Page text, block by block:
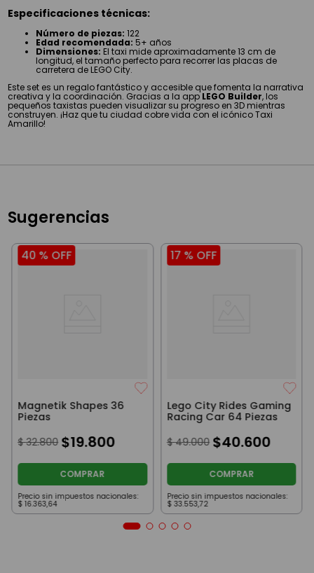
Especificaciones técnicas:
Número de piezas: 122
Edad recomendada: 5+ años
Dimensiones: El taxi mide aproximadamente 13 cm de
longitud, el tamaño perfecto para recorrer las placas de
carretera de LEGO City.
Este set es un regalo fantástico y accesible que fomenta la narrativa
creativa y la coordinación. Gracias a la appLEGO Builder, los
pequeños taxistas pueden visualizar su progreso en 3D mientras
construyen. ¡Haz que tu ciudad cobre vida con el icónico Taxi
Amarillo!
Sugerencias
40 % OFF
Magnetik Shapes 36
Piezas
$ 32.800 $19.800
COMPRAR
Precio sin impuestos nacionales:
$ 16.363,64
17 % OFF
Lego City Rides Gaming
Racing Car 64 Piezas
$ 49.000 $40.600
COMPRAR
Precio sin impuestos nacionales:
$ 33.553,72